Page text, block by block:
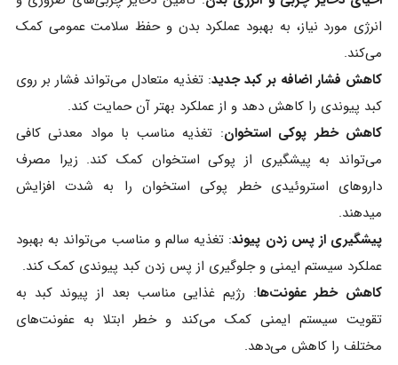
انرژی مورد نیاز، به بهبود عملکرد بدن و حفظ سلامت عمومی کمک
می‌کند.
کاهش فشار اضافه بر کبد جدید: تغذیه متعادل می‌تواند فشار بر روی
کبد پیوندی را کاهش دهد و از عملکرد بهتر آن حمایت کند.
کاهش خطر پوکی استخوان: تغذیه مناسب با مواد معدنی کافی
می‌تواند به پیشگیری از پوکی استخوان کمک کند. زیرا مصرف
داروهای استروئیدی خطر پوکی استخوان را به شدت افزایش
میدهند.
پیشگیری از پس زدن پیوند: تغذیه سالم و مناسب می‌تواند به بهبود
عملکرد سیستم ایمنی و جلوگیری از پس زدن کبد پیوندی کمک کند.
کاهش خطر عفونت‌ها: رژیم غذایی مناسب بعد از پیوند کبد به
تقویت سیستم ایمنی کمک می‌کند و خطر ابتلا به عفونت‌های
مختلف را کاهش می‌دهد.